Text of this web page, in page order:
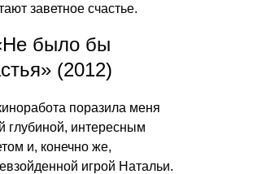
заветное счастье.
было бы
(2012)
поразила меня
глубиной, интересным
и, конечно же,
игрой Натальи.